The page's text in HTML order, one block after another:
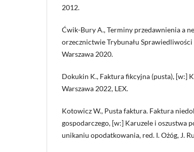
2012.
Ćwik-Bury A., Terminy przedawnienia a
orzecznictwie Trybunału
Warszawa 2020.
Dokukin K., Faktura fikcyjna (pusta), [w:]
Warszawa 2022, LEX.
Kotowicz W., Pusta faktura. Faktura
gospodarczego, [w:] Karuzele i oszustwa
unikaniu opodatkowania, red. I. Ożóg, J.